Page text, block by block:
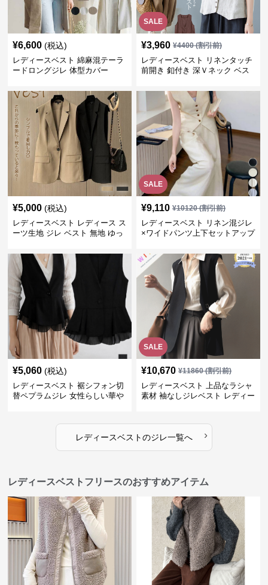
¥6,600 (税込)
レディースベスト 綿麻混テーラ
ードロングジレ 体型カバー
SALE
¥3,960 ¥4400(割引前)
レディースベスト リネンタッチ
前開き 釦付き 深Ｖネック ベス
¥5,000 (税込)
レディースベスト レディース ス
ーツ生地 ジレ ベスト 無地 ゆっ
SALE
¥9,110 ¥10120(割引前)
レディースベスト リネン混ジレ
×ワイドパンツ上下セットアップ
¥5,060 (税込)
レディースベスト 裾シフォン切
替ペプラムジレ 女性らしい華や
SALE
¥10,670 ¥11860(割引前)
レディースベスト 上品なラシャ
素材 袖なしジレベスト レディー
レディースベストのジレ一覧へ ›
レディースベストフリースのおすすめアイテム